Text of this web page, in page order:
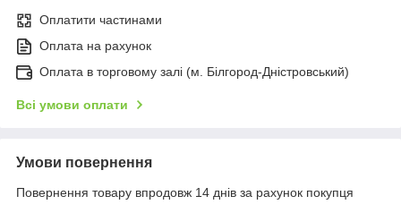
Оплатити частинами
Оплата на рахунок
Оплата в торговому залі (м. Білгород-Дністровський)
Всі умови оплати
Умови повернення
Повернення товару впродовж 14 днів за рахунок покупця